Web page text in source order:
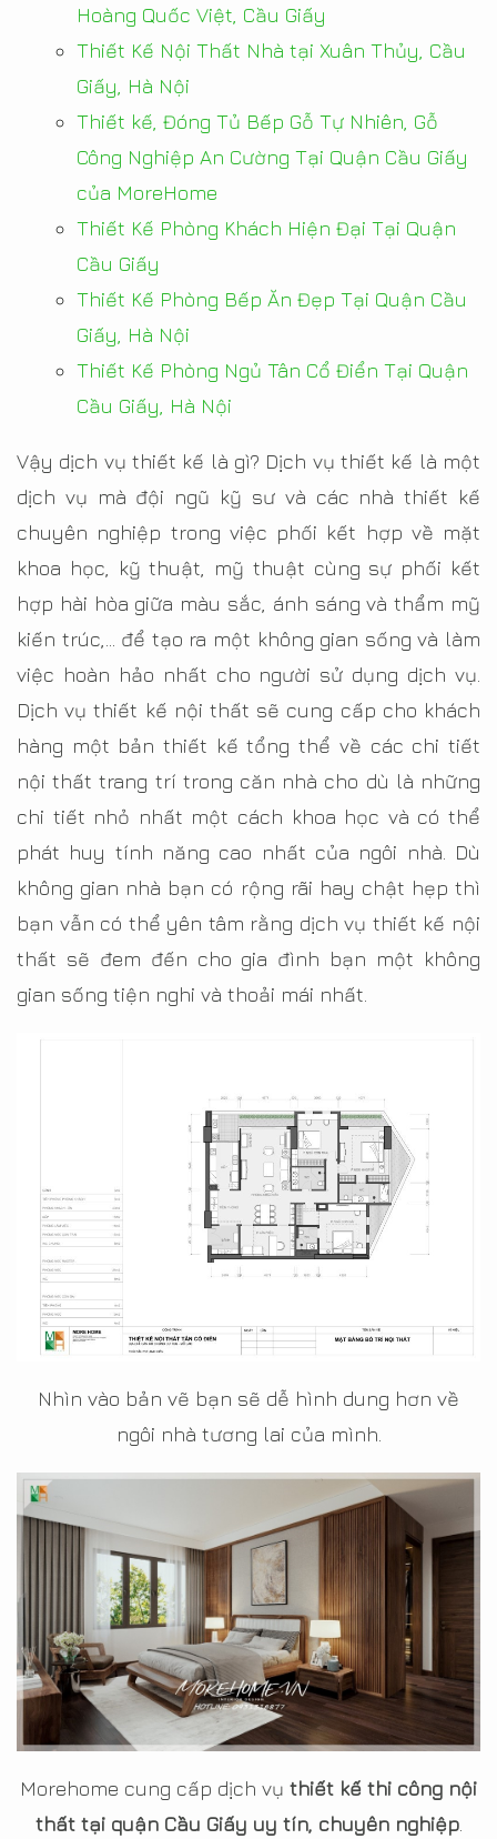
Hoàng Quốc Việt, Cầu Giấy
Thiết Kế Nội Thất Nhà tại Xuân Thủy, Cầu
Giấy, Hà Nội
Thiết kế, Đóng Tủ Bếp Gỗ Tự Nhiên, Gỗ
Công Nghiệp An Cường Tại Quận Cầu Giấy
của MoreHome
Thiết Kế Phòng Khách Hiện Đại Tại Quận
Cầu Giấy
Thiết Kế Phòng Bếp Ăn Đẹp Tại Quận Cầu
Giấy, Hà Nội
Thiết Kế Phòng Ngủ Tân Cổ Điển Tại Quận
Cầu Giấy, Hà Nội
Vậy dịch vụ thiết kế là gì? Dịch vụ thiết kế là một
dịch vụ mà đội ngũ kỹ sư và các nhà thiết kế
chuyên nghiệp trong việc phối kết hợp về mặt
khoa học, kỹ thuật, mỹ thuật cùng sự phối kết
hợp hài hòa giữa màu sắc, ánh sáng và thẩm mỹ
kiến trúc,… để tạo ra một không gian sống và làm
việc hoàn hảo nhất cho người sử dụng dịch vụ.
Dịch vụ thiết kế nội thất sẽ cung cấp cho khách
hàng một bản thiết kế tổng thể về các chi tiết
nội thất trang trí trong căn nhà cho dù là những
chi tiết nhỏ nhất một cách khoa học và có thể
phát huy tính năng cao nhất của ngôi nhà. Dù
không gian nhà bạn có rộng rãi hay chật hẹp thì
bạn vẫn có thể yên tâm rằng dịch vụ thiết kế nội
thất sẽ đem đến cho gia đình bạn một không
gian sống tiện nghi và thoải mái nhất.
Nhìn vào bản vẽ bạn sẽ dễ hình dung hơn về
ngôi nhà tương lai của mình.
Morehome cung cấp dịch vụ thiết kế thi công nội
thất tại quận Cầu Giấy uy tín, chuyên nghiệp.